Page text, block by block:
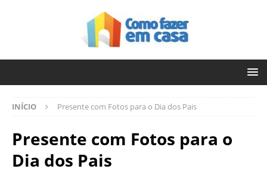
INÍCIO Presente com Fotos para o Dia dos Pais
Presente com Fotos para o
Dia dos Pais